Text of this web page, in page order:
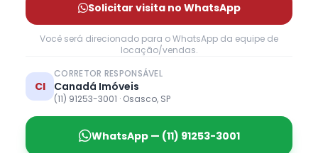
Solicitar visita no WhatsApp
Você será direcionado para o WhatsApp da equipe de
locação/vendas.
CI
CORRETOR RESPONSÁVEL
Canadá Imóveis
(11) 91253-3001 · Osasco, SP
WhatsApp — (11) 91253-3001